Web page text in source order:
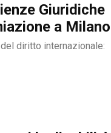
Giuridiche
a Milano
diritto internazionale: